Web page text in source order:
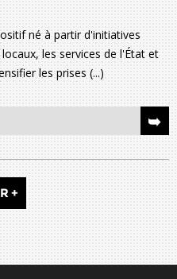
né à partir d'initiatives
les services de l'État et
les prises (...)
+